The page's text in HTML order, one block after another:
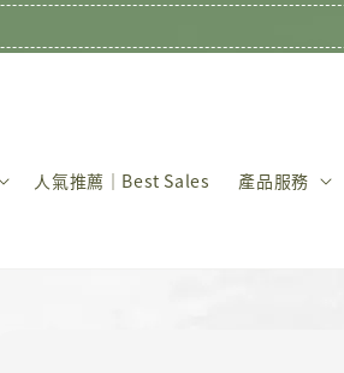
人氣推薦｜Best Sales 產品服務